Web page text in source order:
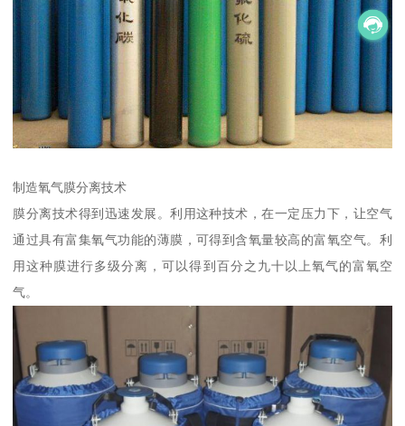
制造氧气膜分离技术
膜分离技术得到迅速发展。利用这种技术，在一定压力下，让空气
通过具有富集氧气功能的薄膜，可得到含氧量较高的富氧空气。利
用这种膜进行多级分离，可以得到百分之九十以上氧气的富氧空
气。